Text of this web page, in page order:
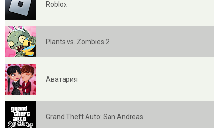
Roblox
Plants vs. Zombies 2
Аватария
Grand Theft Auto: San Andreas